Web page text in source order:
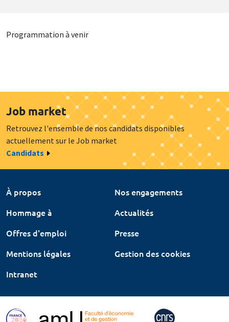
Programmation à venir
Job market
Retrouvez l'ensemble de nos candidats disponibles
actuellement sur le Job market
Candidats
À propos
Nos engagements
Hommage à
Actualités
Offres d'emploi
Presse
Mentions légales
Gestion des cookies
Intranet